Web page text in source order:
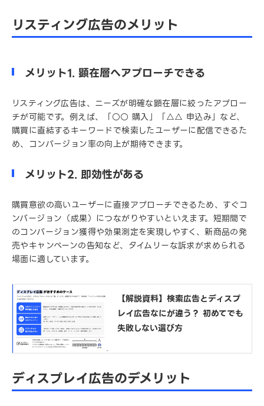
リスティング広告のメリット
メリット1. 顕在層へアプローチできる
リスティング広告は、ニーズが明確な顕在層に絞ったアプロー
チが可能です。例えば、「○○ 購入」「△△ 申込み」など、
購買に直結するキーワードで検索したユーザーに配信できるた
め、コンバージョン率の向上が期待できます。
メリット2. 即効性がある
購買意欲の高いユーザーに直接アプローチできるため、すぐコ
ンバージョン（成果）につながりやすいといえます。短期間で
のコンバージョン獲得や効果測定を実現しやすく、新商品の発
売やキャンペーンの告知など、タイムリーな訴求が求められる
場面に適しています。
【解説資料】検索広告とディスプ
レイ広告なにが違う？ 初めてでも
失敗しない選び方
ディスプレイ広告のデメリット